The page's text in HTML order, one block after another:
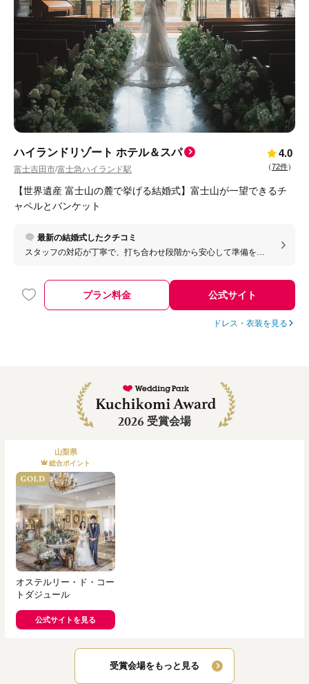
ハイランドリゾート ホテル＆スパ
富士吉田市/富士急ハイランド駅
4.0
（72件）
【世界遺産 富士山の麓で挙げる結婚式】富士山が一望できるチ
ャペルとバンケット
最新の結婚式したクチコミ
スタッフの対応が丁寧で、打ち合わせ段階から安心して準備を進
場面が少なかったです。また、富士山が見える特別感のある立地
は他の式場にはない魅力だと思います。宿泊施設やスパが併設さ
れているため、遠方ゲストや家族にもゆっくり過ごしてもらえま
した。結婚式だけでなく、旅行気分も味わえる点が大きな魅力だ
プラン料金 公式サイト
ドレス・衣装を見る
2026 受賞会場
山梨県
総合ポイント
オステルリー・ド・コー
トダジュール
公式サイトを見る
受賞会場をもっと見る